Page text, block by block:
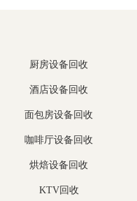
厨房设备回收
酒店设备回收
面包房设备回收
咖啡厅设备回收
烘焙设备回收
KTV回收